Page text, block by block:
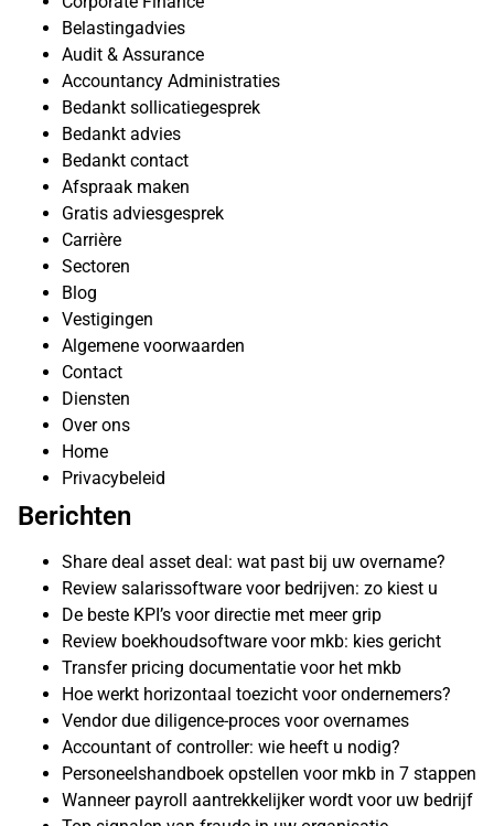
Belastingadvies
Audit & Assurance
Accountancy Administraties
Bedankt sollicatiegesprek
Bedankt advies
Bedankt contact
Afspraak maken
Gratis adviesgesprek
Carrière
Sectoren
Blog
Vestigingen
Algemene voorwaarden
Contact
Diensten
Over ons
Home
Privacybeleid
Berichten
Share deal asset deal: wat past bij uw overname?
Review salarissoftware voor bedrijven: zo kiest u
De beste KPI’s voor directie met meer grip
Review boekhoudsoftware voor mkb: kies gericht
Transfer pricing documentatie voor het mkb
Hoe werkt horizontaal toezicht voor ondernemers?
Vendor due diligence-proces voor overnames
Accountant of controller: wie heeft u nodig?
Personeelshandboek opstellen voor mkb in 7 stappen
Wanneer payroll aantrekkelijker wordt voor uw bedrijf